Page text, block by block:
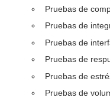
Pruebas de
Pruebas de
Pruebas de
Pruebas de
Pruebas de
Pruebas de